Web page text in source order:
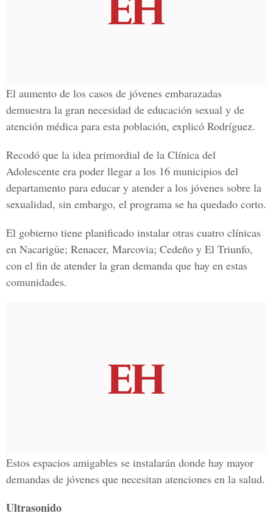
El aumento de los casos de jóvenes embarazadas
demuestra la gran necesidad de educación sexual y de
atención médica para esta población, explicó Rodríguez.
Recodó que la idea primordial de la Clínica del
Adolescente era poder llegar a los 16 municipios del
departamento para educar y atender a los jóvenes sobre la
sexualidad, sin embargo, el programa se ha quedado corto.
El gobierno tiene planificado instalar otras cuatro clínicas
en Nacarigüe; Renacer, Marcovia; Cedeño y El Triunfo,
con el fin de atender la gran demanda que hay en estas
comunidades.
Estos espacios amigables se instalarán donde hay mayor
demandas de jóvenes que necesitan atenciones en la salud.
Ultrasonido